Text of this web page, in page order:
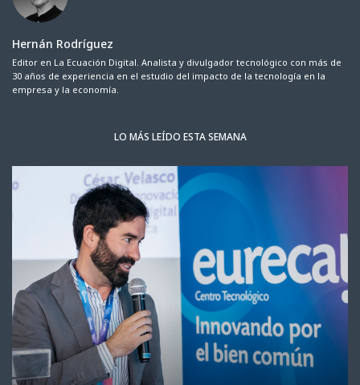
Hernán Rodríguez
Editor en La Ecuación Digital. Analista y divulgador tecnológico con más de
30 años de experiencia en el estudio del impacto de la tecnología en la
empresa y la economía.
LO MÁS LEÍDO ESTA SEMANA